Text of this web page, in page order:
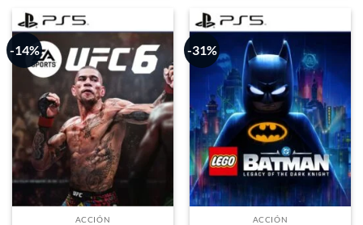
-14%
ACCIÓN
-31%
ACCIÓN